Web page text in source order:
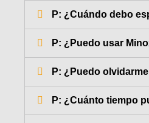
P: ¿Cuándo debo
P: ¿Puedo usar
P: ¿Puedo
P: ¿Cuánto tiempo